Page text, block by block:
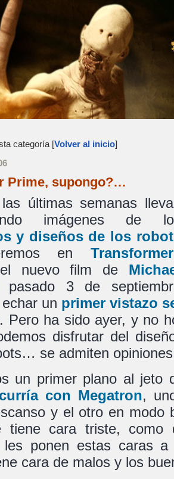
categoría [Volver al inicio]
Prime, supongo?…
últimas semanas
imágenes de
y diseños de los
en
nuevo film de
3 de
un primer vistazo
Pero ha sido ayer, y no
disfrutar del
se admiten
un primer plano al jeto
con Megatron,
y el otro en modo
tiene cara triste, como
les ponen estas caras
cara de malos y los